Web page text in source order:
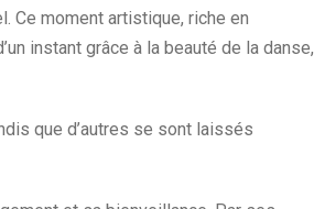
Ce moment artistique, riche en
instant grâce à la beauté de la danse,
que d’autres se sont laissés